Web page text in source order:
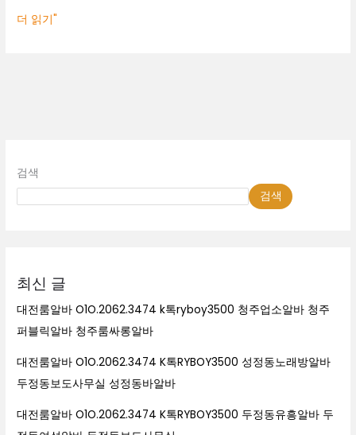
주
더 읽기"
검색
검색
최신 글
대전룸알바 O1O.2062.3474 k톡ryboy3500 청주업소알바 청주
퍼블릭알바 청주룸싸롱알바
대전룸알바 O1O.2062.3474 K톡RYBOY3500 성정동노래방알바
두정동보도사무실 성정동바알바
대전룸알바 O1O.2062.3474 K톡RYBOY3500 두정동유흥알바 두